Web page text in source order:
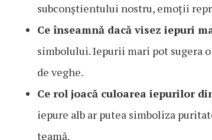
subconștientului nostru, emoții
Ce înseamnă dacă visez iepuri
simbolului. Iepurii mari pot sugera
de veghe.
Ce rol joacă culoarea iepurilor
iepure alb ar putea simboliza
teamă.